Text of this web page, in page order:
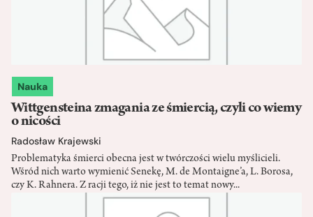
Nauka
Wittgensteina zmagania ze śmiercią, czyli co wiemy
o nicości
Radosław Krajewski
Problematyka śmierci obecna jest w twórczości wielu myślicieli.
Wśród nich warto wymienić Senekę, M. de Montaigne’a, L. Borosa,
czy K. Rahnera. Z racji tego, iż nie jest to temat nowy...